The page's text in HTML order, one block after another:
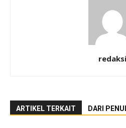
redaksi
ARTIKEL TERKAIT DARI